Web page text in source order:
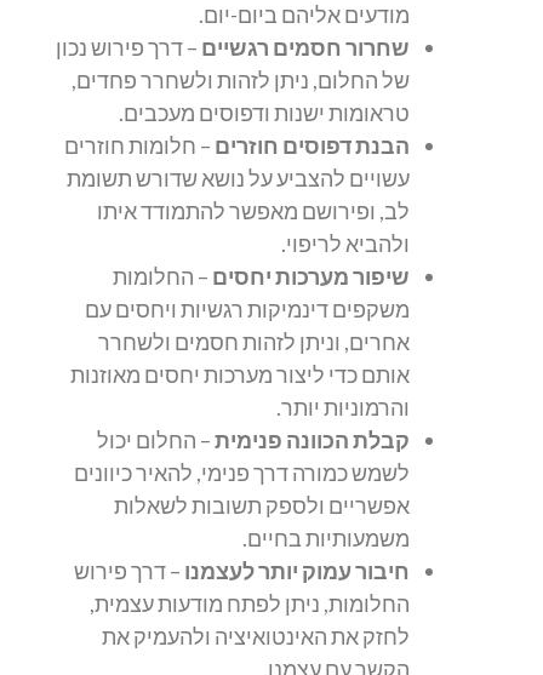
מודעים אליהם ביום-יום.
שחרור חסמים רגשיים – דרך פירוש נכון
של החלום, ניתן לזהות ולשחרר פחדים,
טראומות ישנות ודפוסים מעכבים.
הבנת דפוסים חוזרים – חלומות חוזרים
עשויים להצביע על נושא שדורש תשומת
לב, ופירושם מאפשר להתמודד איתו
ולהביא לריפוי.
שיפור מערכות יחסים – החלומות
משקפים דינמיקות רגשיות ויחסים עם
אחרים, וניתן לזהות חסמים ולשחרר
אותם כדי ליצור מערכות יחסים מאוזנות
והרמוניות יותר.
קבלת הכוונה פנימית– החלום יכול
לשמש כמורה דרך פנימי, להאיר כיוונים
אפשריים ולספק תשובות לשאלות
משמעותיות בחיים.
חיבור עמוק יותר לעצמנו – דרך פירוש
החלומות, ניתן לפתח מודעות עצמית,
לחזק את האינטואיציה ולהעמיק את
הקשר עם עצמנו.